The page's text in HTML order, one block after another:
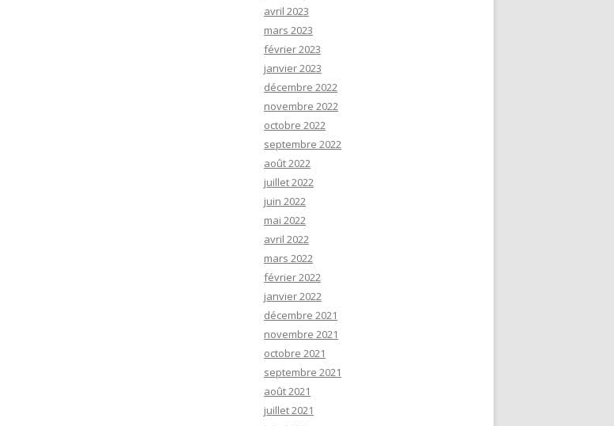
avril 2023
mars 2023
février 2023
janvier 2023
décembre 2022
novembre 2022
octobre 2022
septembre 2022
août 2022
juillet 2022
juin 2022
mai 2022
avril 2022
mars 2022
février 2022
janvier 2022
décembre 2021
novembre 2021
octobre 2021
septembre 2021
août 2021
juillet 2021